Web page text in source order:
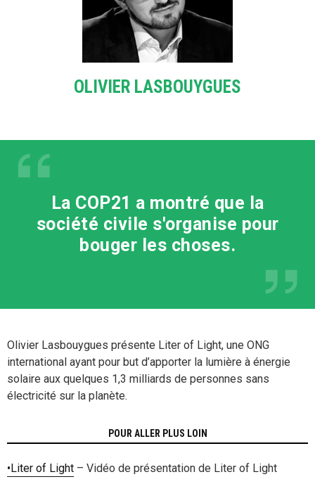
OLIVIER LASBOUYGUES
La COP21 a montré que la
société civile s'organise pour
bouger les choses.
Olivier Lasbouygues présente Liter of Light, une ONG
international ayant pour but d’apporter la lumière à énergie
solaire aux quelques 1,3 milliards de personnes sans
électricité sur la planète.
POUR ALLER PLUS LOIN
•Liter of Light – Vidéo de présentation de Liter of Light